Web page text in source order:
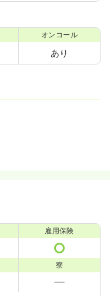
オンコール
あり
雇用保険
寮